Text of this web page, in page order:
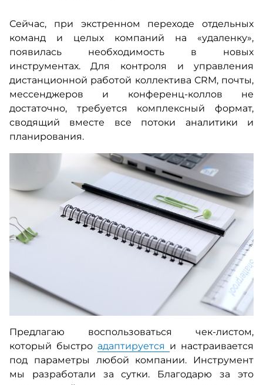
Сейчас, при экстренном переходе отдельных
команд и целых компаний на «удаленку»,
появилась необходимость в новых
инструментах. Для контроля и управления
дистанционной работой коллектива СRM, почты,
мессенджеров и конференц-коллов не
достаточно, требуется комплексный формат,
сводящий вместе все потоки аналитики и
планирования.
Предлагаю воспользоваться чек-листом,
который быстро адаптируется и настраивается
под параметры любой компании. Инструмент
мы разработали за сутки. Благодарю за это